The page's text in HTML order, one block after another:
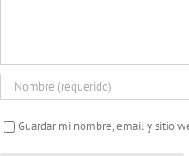
Guardar mi nombre, email y sitio